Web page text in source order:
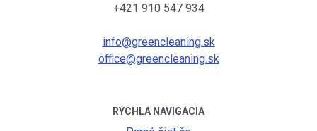
+421 910 547 934
info@greencleaning.sk
office@greencleaning.sk
RÝCHLA NAVIGÁCIA